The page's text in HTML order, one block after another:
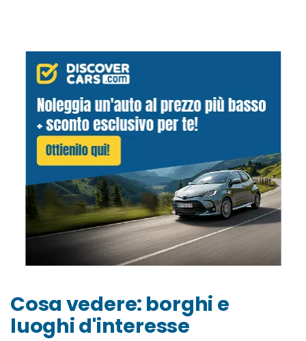
Cosa vedere: borghi e
luoghi d'interesse